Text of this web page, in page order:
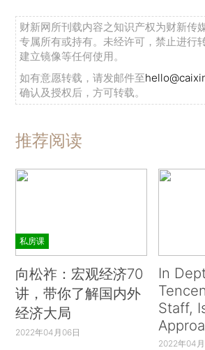
财新网所刊载内容之知识产权为财新传
专属所有或持有。未经许可，禁止进行
建立镜像等任何使用。
如有意愿转载，请发邮件至
确认及授权后，方可转载。
推荐阅读
私房课
向松祚：宏观经济70
讲，带你了解国内外
经济大局
2022年04月06日
In
Staff,
2022年04月